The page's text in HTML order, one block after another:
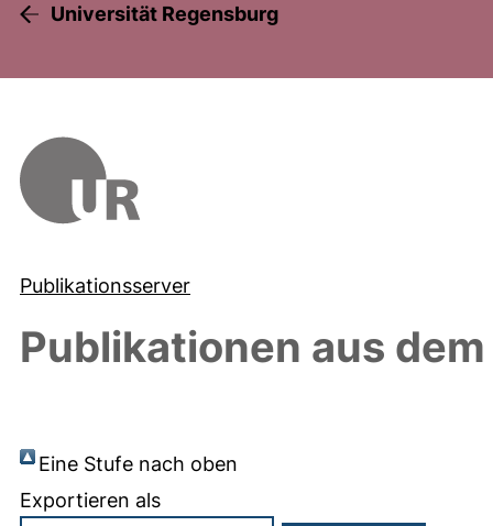
Universität Regensburg
Publikationsserver
Publikationen aus
Eine Stufe nach oben
Exportieren als